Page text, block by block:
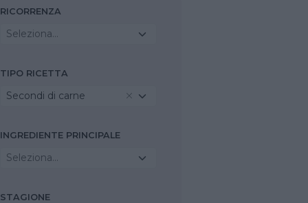
RICORRENZA
Seleziona...
TIPO RICETTA
Secondi di carne
INGREDIENTE PRINCIPALE
Seleziona...
STAGIONE